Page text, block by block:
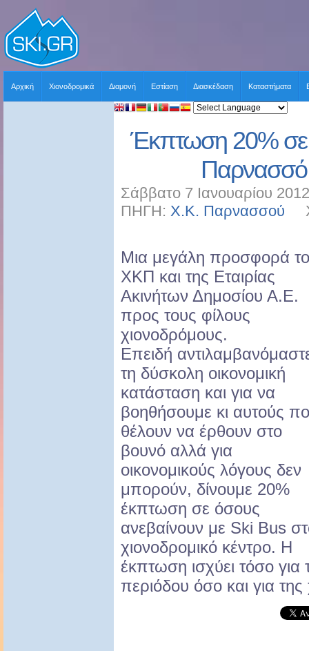
Αρχική Χιονοδρομικά Διαμονή Εστίαση Διασκέδαση Καταστήματα
Έκπτωση 20% σε
Σάββατο 7 Ιανουαρίου
ΠΗΓΗ: Χ.Κ. Παρνασσού
Μια μεγάλη προσφορά
ΧΚΠ και της Εταιρίας
Ακινήτων Δημοσίου Α.Ε.
προς τους φίλους
χιονοδρόμους.
Επειδή
τη δύσκολη οικονομική
κατάσταση και για να
βοηθήσουμε κι αυτούς
θέλουν να έρθουν στο
βουνό αλλά για
οικονομικούς λόγους δεν
μπορούν, δίνουμε 20%
έκπτωση σε όσους
ανεβαίνουν με Ski Bus
χιονοδρομικό κέντρο. Η
έκπτωση ισχύει τόσο για
περιόδου όσο και για